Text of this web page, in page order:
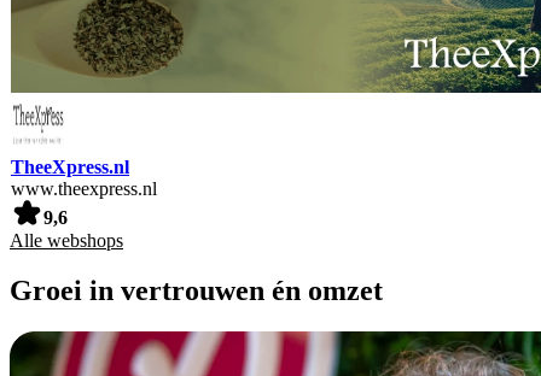
TheeXpress.nl
www.theexpress.nl
9,6
Alle webshops
Groei in vertrouwen én omzet